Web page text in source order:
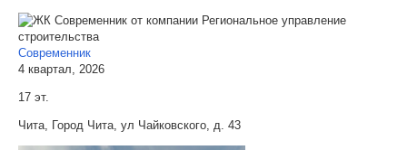
Современник
4 квартал, 2026
17 эт.
Чита, Город Чита, ул Чайковского, д. 43